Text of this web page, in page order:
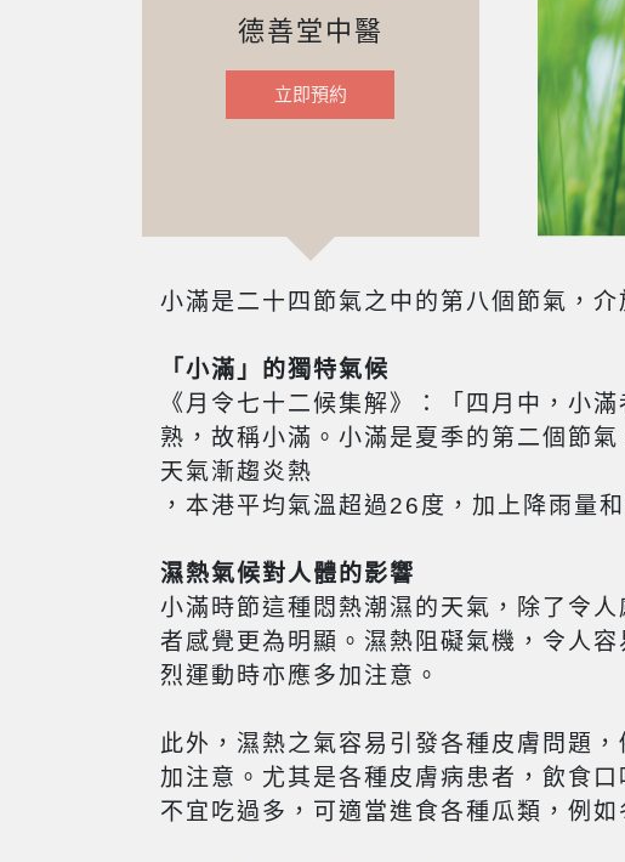
德善堂中醫
立即預約
小滿是二十四節氣之中的第八個節氣，
「小滿」的獨特氣候
《月令七十二候集解》：「四月中，小
熟，故稱小滿。小滿是夏季的第二個節氣
天氣漸趨炎熱
，本港平均氣溫超過26度，加上降雨量
濕熱氣候對人體的影響
小滿時節這種悶熱潮濕的天氣，除了令
者感覺更為明顯。濕熱阻礙氣機，令人
烈運動時亦應多加注意。
此外，濕熱之氣容易引發各種皮膚問題
加注意。尤其是各種皮膚病患者，飲食
不宜吃過多，可適當進食各種瓜類，例